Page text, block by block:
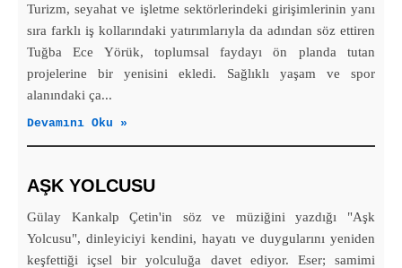
Turizm, seyahat ve işletme sektörlerindeki girişimlerinin yanı
sıra farklı iş kollarındaki yatırımlarıyla da adından söz ettiren
Tuğba Ece Yörük, toplumsal faydayı ön planda tutan
projelerine bir yenisini ekledi. Sağlıklı yaşam ve spor
alanındaki ça...
Devamını Oku »
AŞK YOLCUSU
Gülay Kankalp Çetin'in söz ve müziğini yazdığı "Aşk
Yolcusu", dinleyiciyi kendini, hayatı ve duygularını yeniden
keşfettiği içsel bir yolculuğa davet ediyor. Eser; samimi